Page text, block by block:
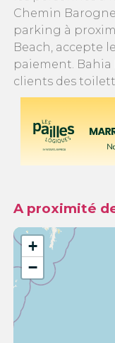
Chemin
parking à
Beach, accepte
paiement. Bahia
clients des
A proximité
+
−